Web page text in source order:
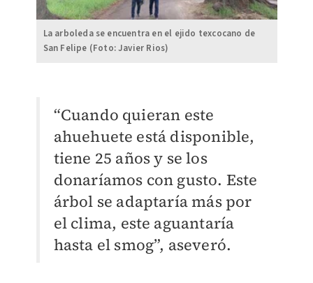
La arboleda se encuentra en el ejido texcocano de
San Felipe (Foto: Javier Rios)
“Cuando quieran este
ahuehuete está disponible,
tiene 25 años y se los
donaríamos con gusto. Este
árbol se adaptaría más por
el clima, este aguantaría
hasta el smog”, aseveró.